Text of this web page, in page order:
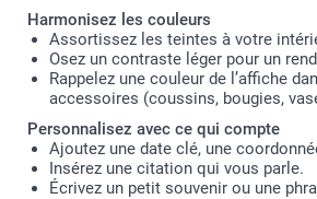
Harmonisez les couleurs
Assortissez les teintes à votre
Osez un contraste léger pour un
Rappelez une couleur de l’affiche
accessoires (coussins, bougies,
Personnalisez avec ce qui compte
Ajoutez une date clé, une
Insérez une citation qui vous parle.
Écrivez un petit souvenir ou une